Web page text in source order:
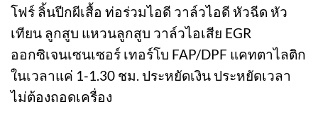
โฟร์ ลิ้นปีกผีเสื้อ ท่อร่วมไอดี วาล์วไอดี หัวฉีด หัว
เทียน ลูกสูบ แหวนลูกสูบ วาล์วไอเสีย EGR
ออกซิเจนเซนเซอร์ เทอร์โบ FAP/DPF แคทตาไลติก
ในเวลาแค่ 1-1.30 ชม. ประหยัดเงิน ประหยัดเวลา
ไม่ต้องถอดเครื่อง